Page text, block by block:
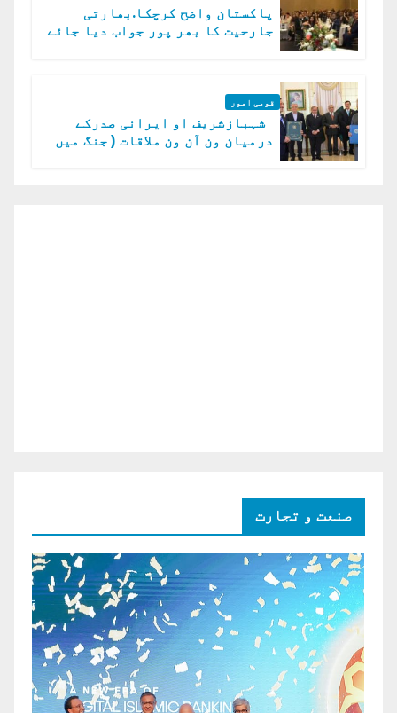
پاکستان واضح کرچکا.بھارتی
جارحیت کا بھر پور جواب دیا جائے
قومی امور
شہبازشریف او ایرانی صدرکے
درمیان ون آن ون ملاقات ( جنگ میں
صنعت و تجارت